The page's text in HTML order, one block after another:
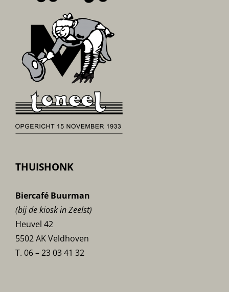
THUISHONK
Biercafé Buurman
(bij de kiosk in Zeelst)
Heuvel 42
5502 AK Veldhoven
T. 06 – 23 03 41 32